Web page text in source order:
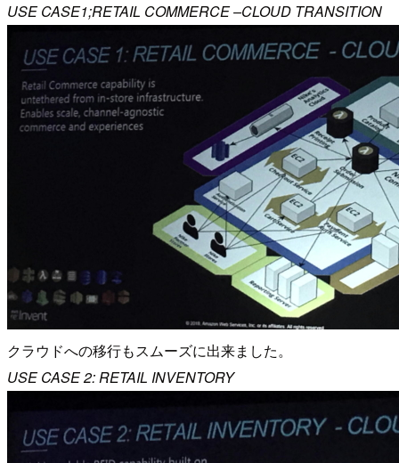
USE CASE1;RETAIL COMMERCE –CLOUD TRANSITION
クラウドへの移行もスムーズに出来ました。
USE CASE 2: RETAIL INVENTORY